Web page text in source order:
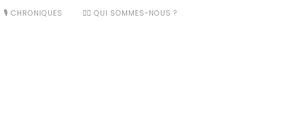
🎙️ CHRONIQUES ❤️‍🔥 QUI SOMMES-NOUS ?